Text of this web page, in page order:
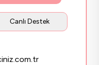
Canlı Destek